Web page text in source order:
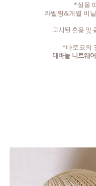
*실을
라벨링&개별 비
고시된 혼용 및
*바로코의
대바늘 니트웨어